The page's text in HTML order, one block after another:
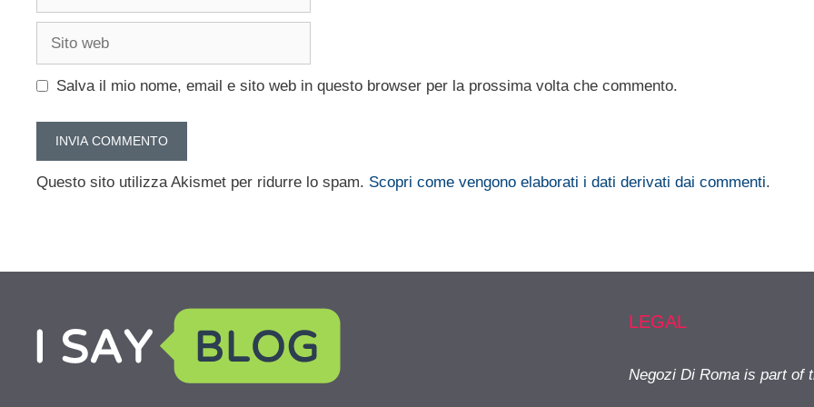
Sito
Salva il mio nome, email e sito web in questo browser per la prossima volta che commento.
Questo sito utilizza Akismet per ridurre lo spam. Scopri come vengono elaborati i dati derivati dai commenti.
LEGAL
Negozi Di Roma is part of